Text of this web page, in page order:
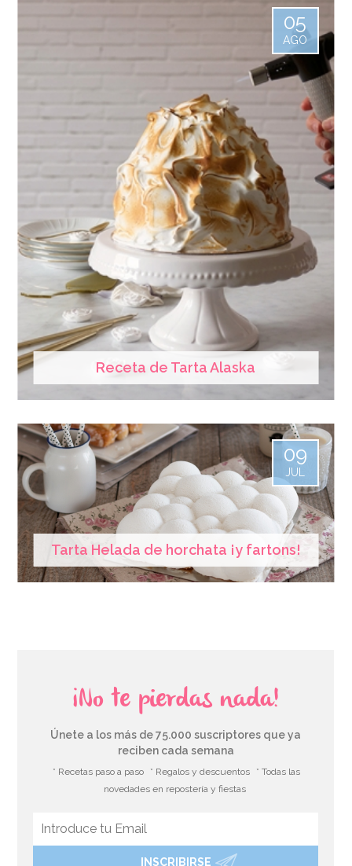
Receta de Tarta Alaska
05
AGO
Tarta Helada de horchata ¡y fartons!
09
JUL
¡No te pierdas nada!
Únete a los más de 75.000 suscriptores que ya
reciben cada semana
* Recetas paso a paso * Regalos y descuentos
* Todas las
novedades en repostería y fiestas
INSCRIBIRSE